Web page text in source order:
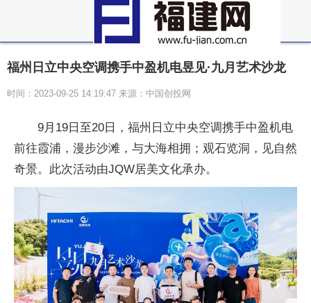
福州日立中央空调携手中盈机电昱见·九月艺术沙龙
时间：2023-09-25 14:19:47 来源：中国创投网
9月19日至20日，福州日立中央空调携手中盈机电
前往霞浦，漫步沙滩，与大海相拥；观石览洞，见自然
奇景。此次活动由JQW居美文化承办。